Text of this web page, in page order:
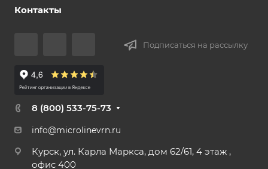
Контакты
Подписаться на рассылку
8 (800) 533-75-73
info@microlinevrn.ru
Курск, ул. Карла Маркса, дом 62/61, 4 этаж ,
офис 400